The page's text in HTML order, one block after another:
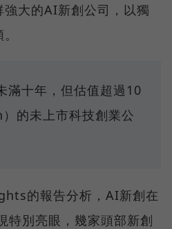
大的AI新創公司，以獨
滿十年，但估值超過10
的未上市科技創業公
的報告分析，AI新創在
特別亮眼，幾家頭部新創